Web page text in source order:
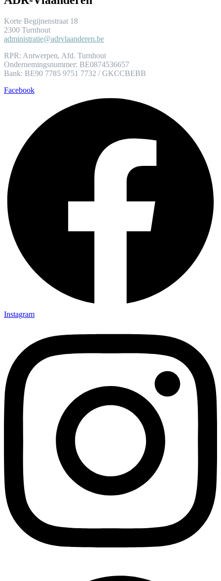
Korte Begijnenstraat 18
2300 Turnhout
administratie@adrvlaanderen.be
RPR: Antwerpen, Afd. Turnhout
Ondernemingsnummer: BE0874536657
Bank: BE90 7785 9751 7732 / GKCCBEBB
Facebook
Instagram